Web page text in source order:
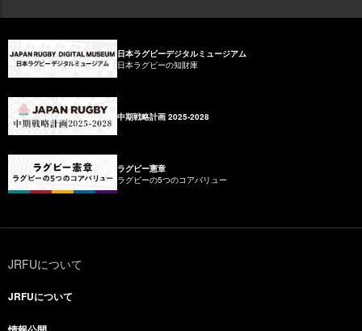
日本ラグビーデジタルミュージアム
日本ラグビーの知財庫
中期戦略計画 2025-2028
ラグビー憲章
ラグビーの5つのコアバリュー
JRFUについて
JRFUについて